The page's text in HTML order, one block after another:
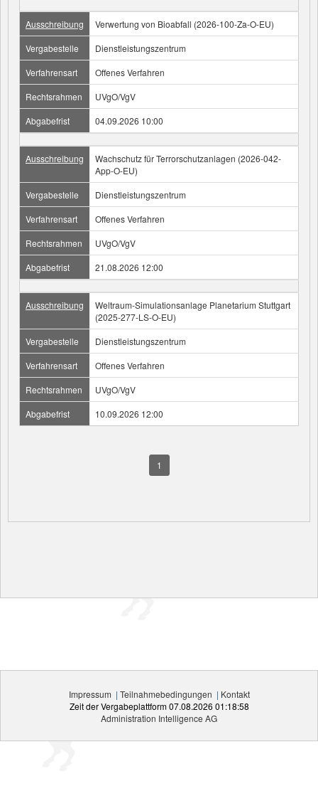
Ausschreibung
Verwertung von Bioabfall (2026-100-Za-O-EU)
Vergabestelle
Dienstleistungszentrum
Verfahrensart
Offenes Verfahren
Rechtsrahmen
UVgO/VgV
Abgabefrist
04.09.2026 10:00
Ausschreibung
Wachschutz für Terrorschutzanlagen (2026-042-
App-O-EU)
Vergabestelle
Dienstleistungszentrum
Verfahrensart
Offenes Verfahren
Rechtsrahmen
UVgO/VgV
Abgabefrist
21.08.2026 12:00
Ausschreibung
Weltraum-Simulationsanlage Planetarium Stuttgart
(2025-277-LS-O-EU)
Vergabestelle
Dienstleistungszentrum
Verfahrensart
Offenes Verfahren
Rechtsrahmen
UVgO/VgV
Abgabefrist
10.09.2026 12:00
1
Impressum | Teilnahmebedingungen | Kontakt
Zeit der Vergabeplattform 07.08.2026 01:18:58
Administration Intelligence AG